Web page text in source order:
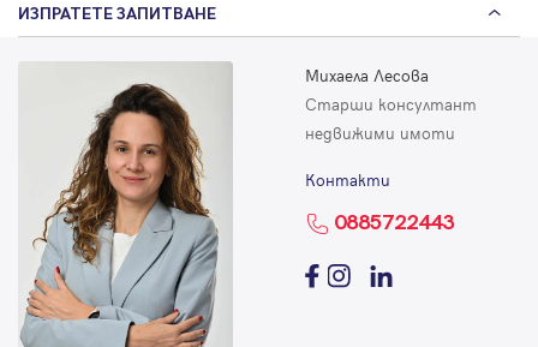
ИЗПРАТЕТЕ ЗАПИТВАНЕ
Михаела Лесова
Старши консултант
недвижими имоти
Контакти
0885722443